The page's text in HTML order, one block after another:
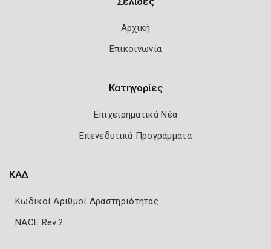
Αρχική
Επικοινωνία
Κατηγορίες
Επιχειρηματικά Νέα
Επενεδυτικά Προγράμματα
ΚΑΔ
Κωδικοί Αριθμοί Δραστηριότητας
NACE Rev.2